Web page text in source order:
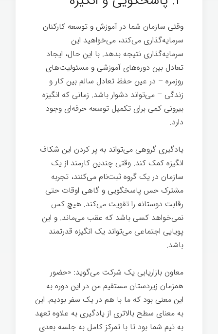
وقتی سازمان شما در آموزش و توسعه کارکنان
سرمایه‌گذاری می‌کند، می‌خواهید این
سرمایه‌گذاری نتیجه بدهد. با این حال، ایجاد
تعادل بین دوره‌های آموزشی و مسئولیت‌های
روزمره – در عین حفظ تعادل سالم بین کار و
زندگی – می‌تواند دشوار باشد. زمانی که انگیزه
بیرونی کمی برای تکمیل توسعه حرفه‌ای وجود
دارد.
یادگیری گروهی می‌تواند به پر کردن این شکاف
انگیزه کمک کند. وقتی چندین کارمند از یک
سازمان در یک گروه ثبت‌نام می‌کنند، تجربه
مشترک حس پاسخگویی و گاهی اوقات حتی
رقابت دوستانه را تقویت می‌کند. هیچ کس
نمی‌خواهد کسی باشد که عقب می‌ماند. و این
پویایی اجتماعی می‌تواند یک انگیزه قدرتمند
باشد.
معاون بازاریابی یک شرکت می‌گوید: «حضور
همزمان زیردستان مستقیم من در این دوره به
این معنی بود که ما با هم در یک سفر بودیم. این
به معنای سطح بالاتری از یادگیری به علاوه تعهد
به تیم شما بود تا با تمرکز کامل به جلسه بعدی